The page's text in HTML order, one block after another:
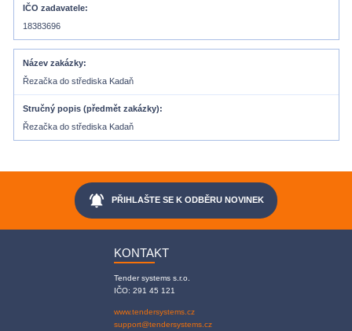
IČO zadavatele
18383696
Název zakázky
Řezačka do střediska Kadaň
Stručný popis (předmět zakázky)
Řezačka do střediska Kadaň
notifications_active PŘIHLAŠTE SE K ODBĚRU NOVINEK
KONTAKT
Tender systems s.r.o.
IČO: 291 45 121
www.tendersystems.cz
support@tendersystems.cz